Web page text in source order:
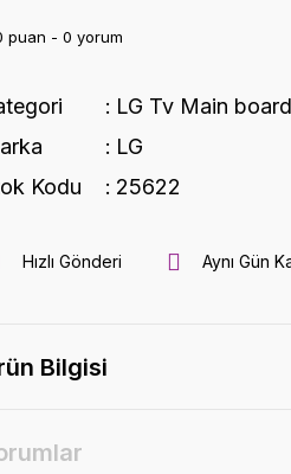
puan - 0 yorum
LG Tv Main board
LG
Kodu
25622
Hızlı Gönderi Aynı Gün
Bilgisi